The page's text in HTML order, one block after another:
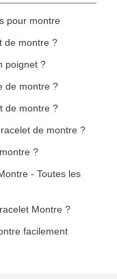
pour montre
de montre ?
poignet ?
de montre ?
de montre ?
de montre ?
?
- Toutes les
Montre ?
facilement